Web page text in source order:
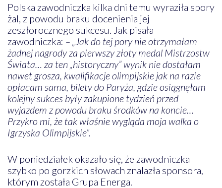
Polska zawodniczka kilka dni temu wyraziła spory
żal, z powodu braku docenienia jej
zeszłorocznego sukcesu. Jak pisała
zawodniczka: – „Jak do tej pory nie otrzymałam
żadnej nagrody za pierwszy złoty medal Mistrzostw
Świata… za ten „historyczny” wynik nie dostałam
nawet grosza, kwalifikacje olimpijskie jak na razie
opłacam sama, bilety do Paryża, gdzie osiągnęłam
kolejny sukces były zakupione tydzień przed
wyjazdem z powodu braku środków na koncie…
Przykro mi, że tak właśnie wygląda moja walka o
Igrzyska Olimpijskie”.
W poniedziałek okazało się, że zawodniczka
szybko po gorzkich słowach znalazła sponsora,
którym została Grupa Energa.